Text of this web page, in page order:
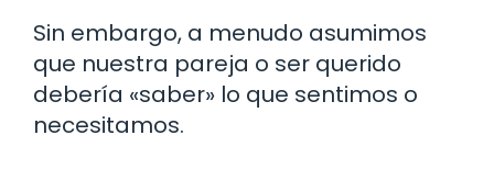
Sin embargo, a menudo asumimos
que nuestra pareja o ser querido
debería «saber» lo que sentimos o
necesitamos.